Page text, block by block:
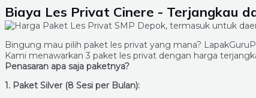
Biaya Les Privat Cinere - Terjangkau
Bingung mau pilih paket les privat yang mana?
Kami menawarkan 3 paket les privat dengan harga
Penasaran apa saja paketnya?
1. Paket Silver (8 Sesi per Bulan):